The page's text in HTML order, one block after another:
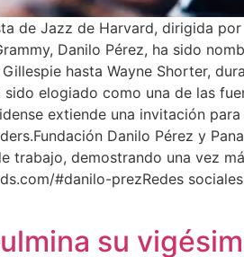
de Jazz de Harvard, dirigida
Danilo Pérez, ha sido
hasta Wayne Shorter,
elogiado como una de las
extiende una invitación
Danilo Pérez y
trabajo, demostrando una vez
#danilo-prezRedes
su